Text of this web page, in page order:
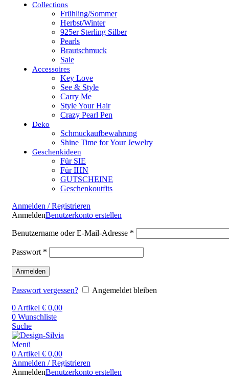
Collections
Frühling/Sommer
Herbst/Winter
925er Sterling Silber
Pearls
Brautschmuck
Sale
Accessoires
Key Love
See & Style
Carry Me
Style Your Hair
Crazy Pearl Pen
Deko
Schmuckaufbewahrung
Shine Time for Your Jewelry
Geschenkideen
Für SIE
Für IHN
GUTSCHEINE
Geschenkoutfits
Anmelden / Registrieren
AnmeldenBenutzerkonto erstellen
Benutzername oder E-Mail-Adresse *
Passwort *
Anmelden
Passwort vergessen?
Angemeldet bleiben
0 Artikel € 0,00
0 Wunschliste
Suche
Menü
0 Artikel € 0,00
Anmelden / Registrieren
AnmeldenBenutzerkonto erstellen